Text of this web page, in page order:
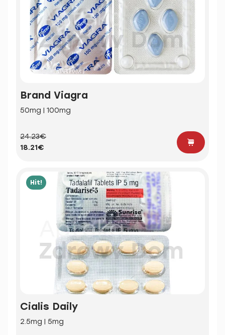
Brand Viagra
50mg | 100mg
24.23€
18.21€
Hit!
Cialis Daily
2.5mg | 5mg